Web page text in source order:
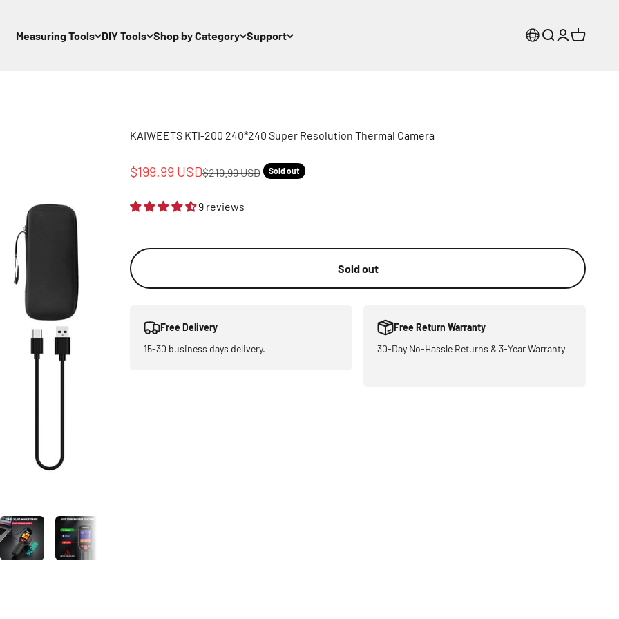
Measuring Tools DIY Tools Shop by Category Support Search
Login
Cart
KAIWEETS KTI-200 240*240 Super Resolution Thermal Camera
Sale price
$199.99 USDRegular price
$219.99 USD Sold out
9 reviews
Sold out
Free Delivery
15-30 business days delivery.
Free Return Warranty
30-Day No-Hassle Returns & 3-Year Warranty